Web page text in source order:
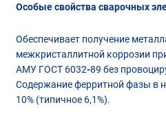
Особые свойства сварочных
Обеспечивает получение
межкристаллитной коррозии
АМУ ГОСТ 6032-89 без
Содержание ферритной фазы в
10% (типичное 6,1%).